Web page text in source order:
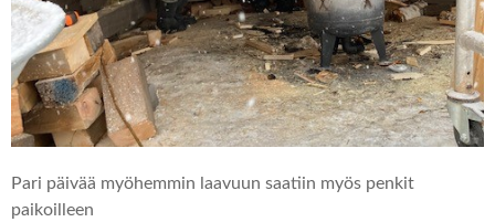
Pari päivää myöhemmin laavuun saatiin myös penkit
paikoilleen